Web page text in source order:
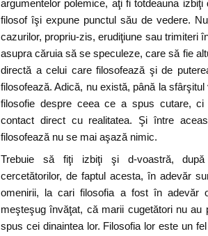
argumentelor polemice, aţi fi totdeauna
filosof îşi expune punctul său de vedere.
cazurilor, propriu-zis, erudiţiune sau trimiteri
asupra căruia să se speculeze, care să fie
directă a celui care filosofează şi de
filosofează. Adică, nu există, până la
filosofie despre ceea ce a spus cutare,
contact direct cu realitatea. Şi între
filosofează nu se mai aşază nimic.
Trebuie să fiţi izbiţi şi d-voastră,
cercetătorilor, de faptul acesta, în adevăr
omenirii, la cari filosofia a fost în adevăr
meşteşug învăţat, că marii cugetători nu
spus cei dinaintea lor. Filosofia lor este un